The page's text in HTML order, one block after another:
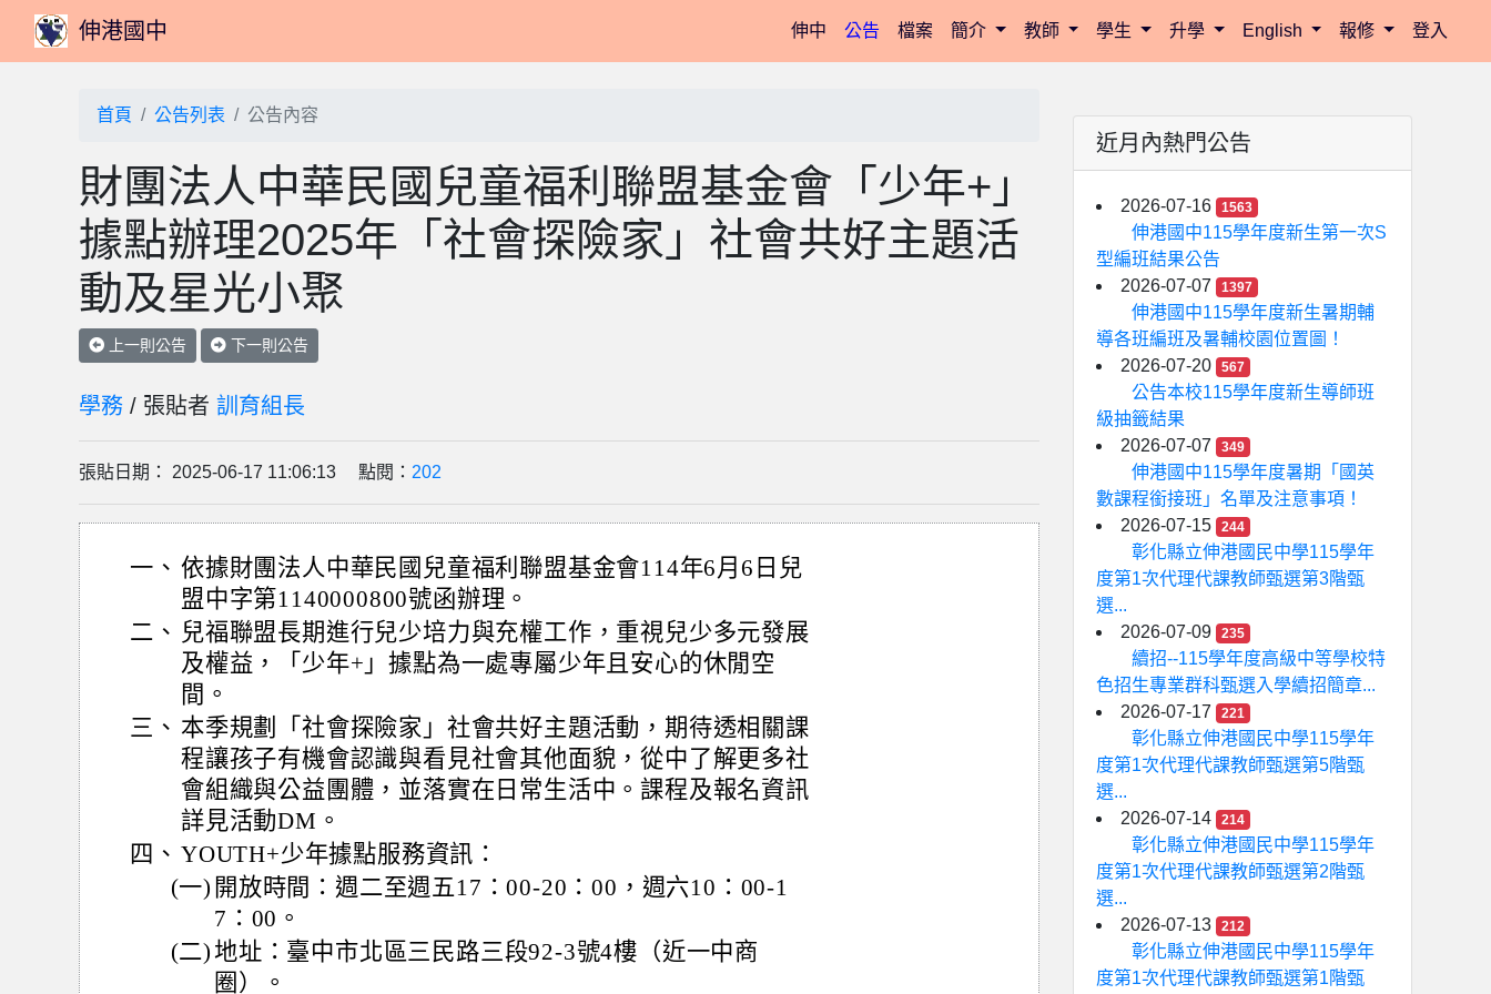
伸港國中 伸中(current)
公告 檔案 簡介 教師 學生 升學 English 報修 登入
首頁 公告列表 公告內容
財團法人中華民國兒童福利聯盟基金會「少年+」
據點辦理2025年「社會探險家」社會共好主題活
動及星光小聚
上一則公告 下一則公告
學務 / 張貼者 訓育組長
張貼日期： 2025-06-17 11:06:13 點閱： 202
一、 依據財團法人中華民國兒童福利聯盟基金會114年6月6日兒
盟中字第1140000800號函辦理。
二、 兒福聯盟長期進行兒少培力與充權工作，重視兒少多元發展
及權益，「少年+」據點為一處專屬少年且安心的休閒空
間。
三、 本季規劃「社會探險家」社會共好主題活動，期待透相關課
程讓孩子有機會認識與看見社會其他面貌，從中了解更多社
會組織與公益團體，並落實在日常生活中。課程及報名資訊
詳見活動DM。
四、 YOUTH+少年據點服務資訊：
(一) 開放時間：週二至週五17：00-20：00，週六10：00-1
7：00。
(二)地址：臺中市北區三民路三段92-3號4樓（近一中商
圈）。
近月內熱門公告
2026-07-16 1563
伸港國中115學年度新生第一次S
型編班結果公告
2026-07-07
1397
伸港國中115學年度新生暑期輔
導各班編班及暑輔校園位置圖！
2026-07-20
567
公告本校115學年度新生導師班
級抽籤結果
2026-07-07
349
伸港國中115學年度暑期「國英
數課程銜接班」名單及注意事項！
2026-07-15
244
彰化縣立伸港國民中學115學年
度第1次代理代課教師甄選第3階甄
選...
2026-07-09
235
續招--115學年度高級中等學校特
色招生專業群科甄選入學續招簡章...
2026-07-17
221
彰化縣立伸港國民中學115學年
度第1次代理代課教師甄選第5階甄
選...
2026-07-14
214
彰化縣立伸港國民中學115學年
度第1次代理代課教師甄選第2階甄
選...
2026-07-13
212
彰化縣立伸港國民中學115學年
度第1次代理代課教師甄選第1階甄